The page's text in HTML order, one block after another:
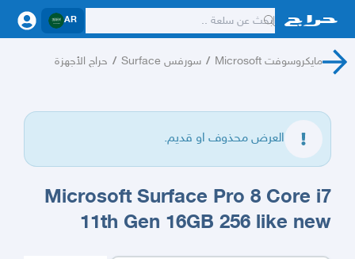
AR
مايكروسوفت Microsoft / سورفس Surface / حراج الأجهزة
العرض محذوف او قديم.
Microsoft Surface Pro 8 Core i7
11th Gen 16GB 256 like new